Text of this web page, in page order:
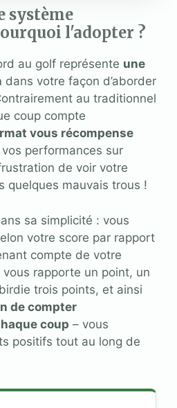
système
l'adopter ?
au golf représente une
dans votre façon d’aborder
au traditionnel
coup compte
vous récompense
vos performances sur
de voir votre
quelques mauvais trous !
sa simplicité : vous
votre score par rapport
compte de votre
rapporte un point, un
trois points, et ainsi
de compter
coup – vous
positifs tout au long de